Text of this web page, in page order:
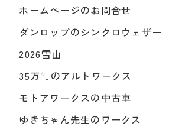
ホームページのお問合せ
ダンロップのシンクロウェザー
2026雪山
35万㌔のアルトワークス
モトアワークスの中古車
ゆきちゃん先生のワークス